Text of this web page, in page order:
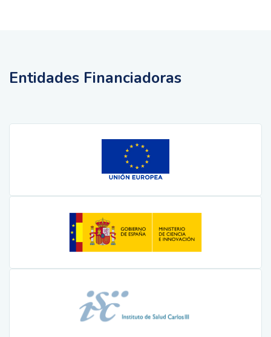
Entidades Financiadoras